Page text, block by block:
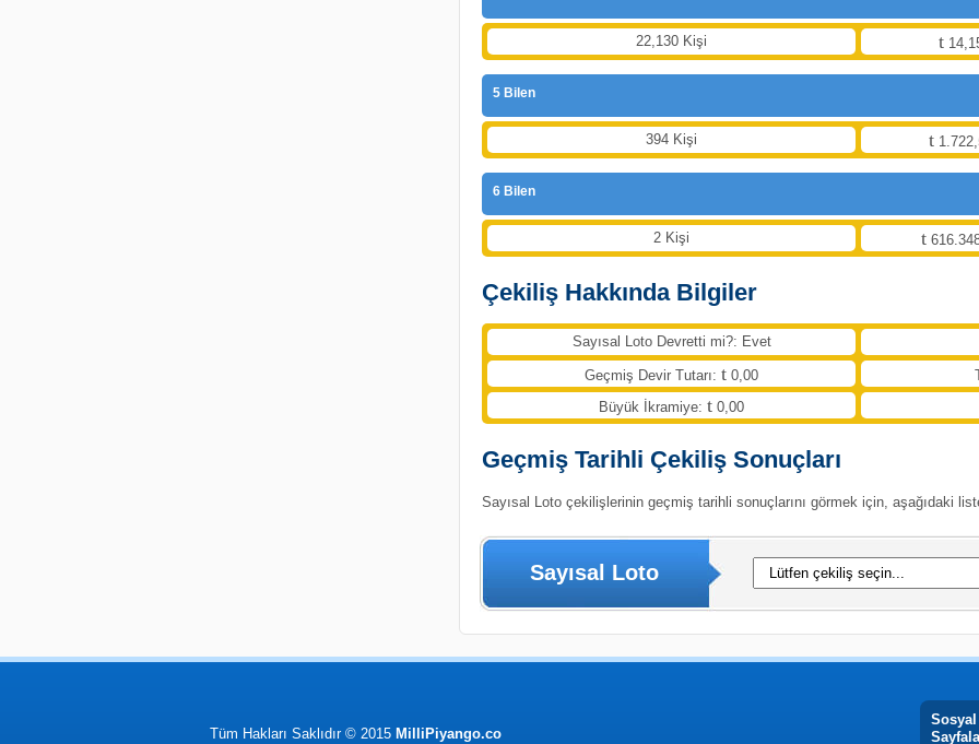
22,130 Kişi
5 Bilen
394 Kişi
6 Bilen
2 Kişi
Çekiliş Hakkında Bilgiler
Sayısal Loto Devretti mi?: Evet
Geçmiş Devir Tutarı: 0,00
Büyük İkramiye:
0,00
Geçmiş Tarihli Çekiliş Sonuçları
Sayısal Loto çekilişlerinin geçmiş tarihli sonuçlarını görmek için, aşağıdaki
Sayısal Loto
Tüm Hakları Saklıdır © 2015 MilliPiyango.co